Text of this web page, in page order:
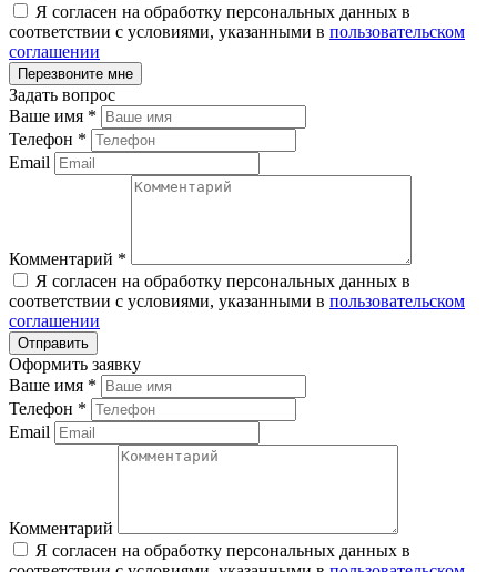
Я согласен на обработку персональных данных в
соответствии с условиями, указанными в пользовательском
соглашении
Задать вопрос
Ваше имя *
Телефон *
Email
Комментарий *
Я согласен на обработку персональных данных в
соответствии с условиями, указанными в пользовательском
соглашении
Оформить заявку
Ваше имя *
Телефон *
Email
Комментарий
Я согласен на обработку персональных данных в